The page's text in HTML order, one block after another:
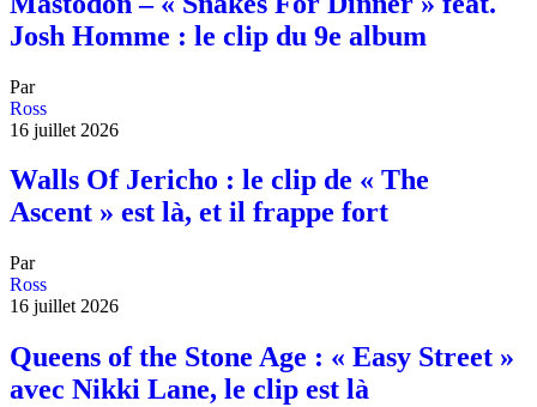
Josh Homme : le clip du 9e album
Par
Ross
16 juillet 2026
Walls Of Jericho : le clip de « The
Ascent » est là, et il frappe fort
Par
Ross
16 juillet 2026
Queens of the Stone Age : « Easy Street »
avec Nikki Lane, le clip est là